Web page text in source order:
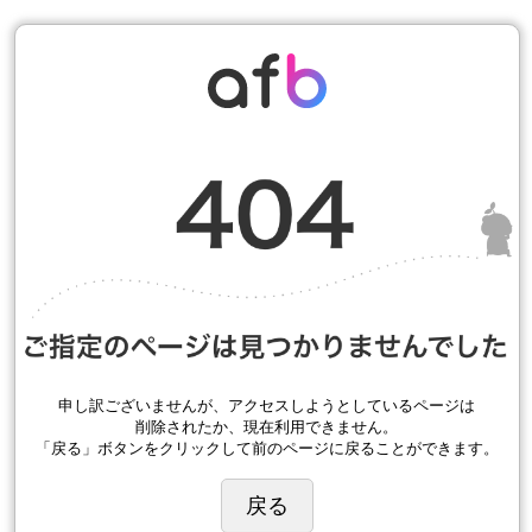
申し訳ございませんが、アクセスしようとしているページは
削除されたか、現在利用できません。
「戻る」ボタンをクリックして前のページに戻ることができます。
戻る